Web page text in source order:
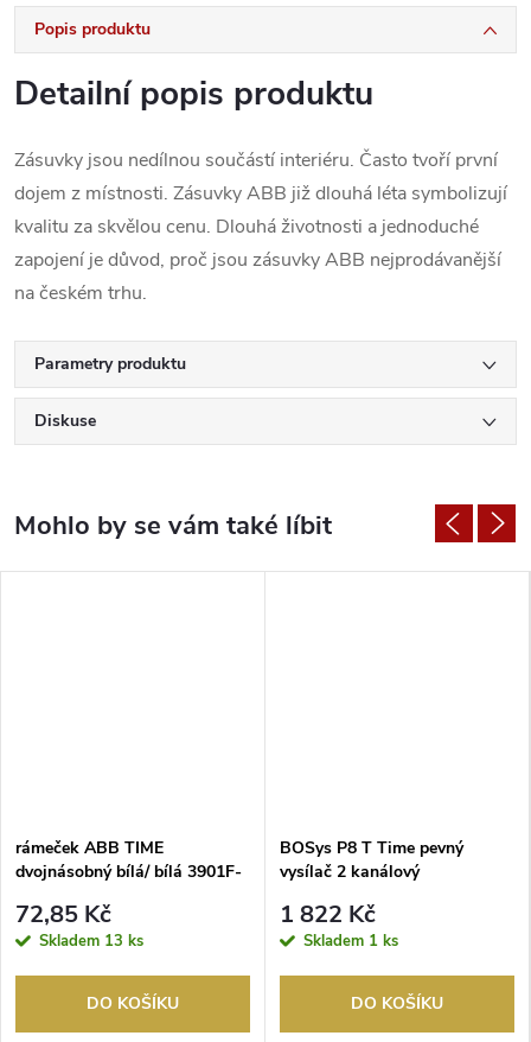
Popis produktu
Detailní popis produktu
Zásuvky jsou nedílnou součástí interiéru. Často tvoří první
dojem z místnosti. Zásuvky ABB již dlouhá léta symbolizují
kvalitu za skvělou cenu. Dlouhá životnosti a jednoduché
zapojení je důvod, proč jsou zásuvky ABB nejprodávanější
na českém trhu.
Parametry produktu
Diskuse
rámeček ABB TIME
dvojnásobný bílá/ bílá 3901F-
72,85 Kč
Skladem 13 ks
DO KOŠÍKU
BOSys P8 T Time pevný
vysílač 2 kanálový
1 822 Kč
Skladem 1 ks
DO KOŠÍKU